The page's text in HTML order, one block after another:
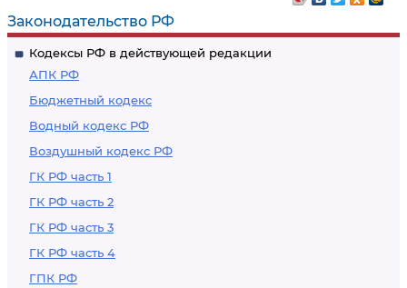
Законодательство РФ
Кодексы РФ в действующей редакции
АПК РФ
Бюджетный кодекс
Водный кодекс РФ
Воздушный кодекс РФ
ГК РФ часть 1
ГК РФ часть 2
ГК РФ часть 3
ГК РФ часть 4
ГПК РФ